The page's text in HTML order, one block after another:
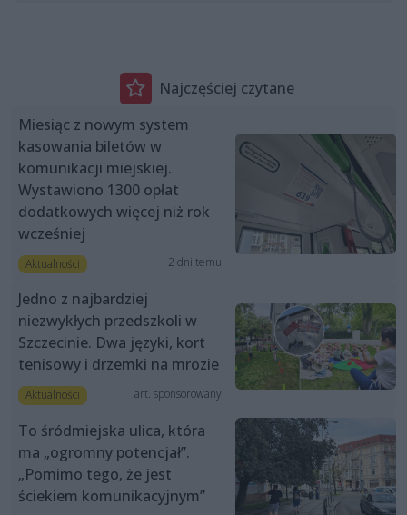
Najczęściej czytane
Miesiąc z nowym system
kasowania biletów w
komunikacji miejskiej.
Wystawiono 1300 opłat
dodatkowych więcej niż rok
wcześniej
Aktualności 2 dni temu
Jedno z najbardziej
niezwykłych przedszkoli w
Szczecinie. Dwa języki, kort
tenisowy i drzemki na mrozie
Aktualności art. sponsorowany
To śródmiejska ulica, która
ma „ogromny potencjał”.
„Pomimo tego, że jest
ściekiem komunikacyjnym”